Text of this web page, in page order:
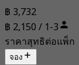
฿ 3,732
฿ 2,150 / 1-3
ราคาสุทธิต่อแพ็ก
จอง